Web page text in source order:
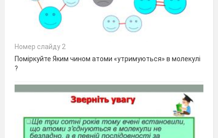
Номер слайду 2
Поміркуйте Яким чином атоми «утримуються» в молекулі
?